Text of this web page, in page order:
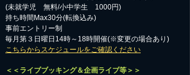
​(未就学児 無料/小中学生 1000円)
持ち時間Max30分(転換込み)
事前エントリー制
毎月第３日曜日14時～18時開催(※変更の場合あり)
こちらからスケジュールをご確認ください
＜＜ライブブッキング＆企画ライブ等＞＞